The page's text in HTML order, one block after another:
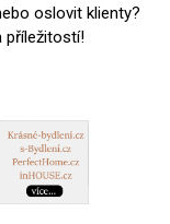
oslovit klienty?
příležitostí!